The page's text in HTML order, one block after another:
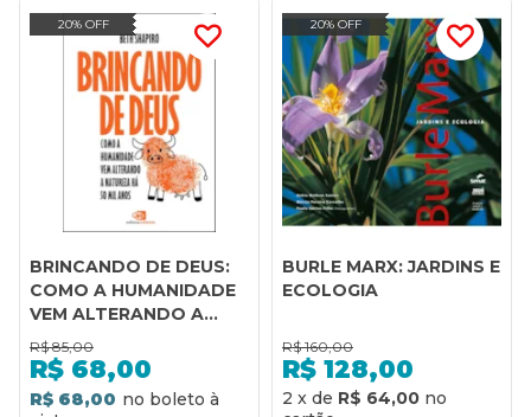
20% OFF
BRINCANDO DE DEUS:
COMO A HUMANIDADE
VEM ALTERANDO A
NATUREZA HÁ 50 MIL
ANOS
R$ 85,00
R$ 68,00
R$ 68,00
20% OFF
BURLE MARX: JARDINS E
ECOLOGIA
R$ 160,00
R$ 128,00
2 x de R$ 64,00